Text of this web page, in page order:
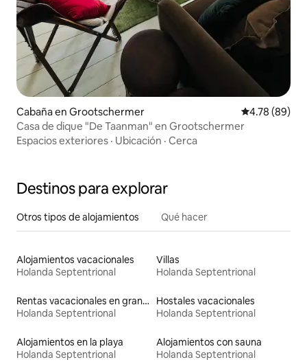
Cabaña en Grootschermer Calificación
4.78 (89)
Casa de dique "De Taanman" en Grootschermer
Espacios exteriores · Ubicación · Cerca
Destinos para explorar
Otros tipos de alojamientos Qué hacer
Alojamientos vacacionales
Holanda Septentrional
Villas
Holanda Septentrional
Rentas vacacionales en graneros
Holanda Septentrional
Hostales vacacionales
Holanda Septentrional
Alojamientos en la playa
Holanda Septentrional
Alojamientos con sauna
Holanda Septentrional